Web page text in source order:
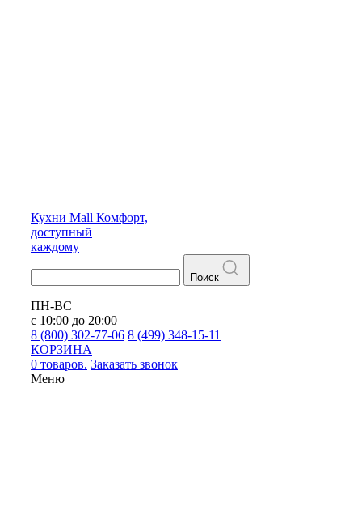
Кухни Mall Комфорт,
доступный
каждому
Поиск
ПН-ВС
с 10:00 до 20:00
8 (800) 302-77-06 8 (499) 348-15-11
КОРЗИНА
0 товаров. Заказать звонок
Меню